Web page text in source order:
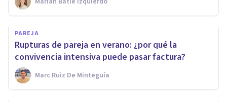
PAREJA
Rupturas de pareja en verano: ¿por qué la
convivencia intensiva puede pasar factura?
Marc Ruiz De Minteguía